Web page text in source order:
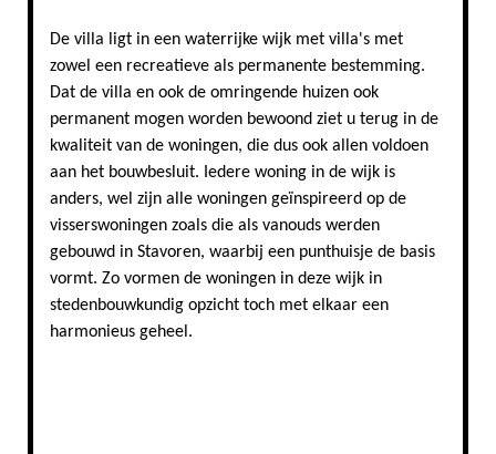
De villa ligt in een waterrijke wijk met villa's met
zowel een recreatieve als permanente bestemming.
Dat de villa en ook de omringende huizen ook
permanent mogen worden bewoond ziet u terug in de
kwaliteit van de woningen, die dus ook allen voldoen
aan het bouwbesluit. Iedere woning in de wijk is
anders, wel zijn alle woningen geïnspireerd op de
visserswoningen zoals die als vanouds werden
gebouwd in Stavoren, waarbij een punthuisje de basis
vormt. Zo vormen de woningen in deze wijk in
stedenbouwkundig opzicht toch met elkaar een
harmonieus geheel.